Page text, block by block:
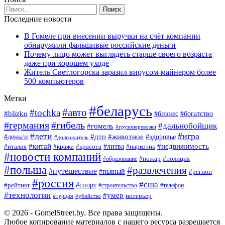
Последние новости
В Гомеле при внесении выручки на счёт компании
обнаружили фальшивые российские деньги
Почему лицо может выглядеть старше своего возраста
даже при хорошем уходе
Житель Светлогорска заразил вирусом-майнером более
500 компьютеров
Метки
#blizko #tochka#авто #беларусь #бизнес #богатство
#германия#гибель #гомель #грузоперевозки #дальнобойщик
#деньги #дети #долгожитель #дтп #животное #здоровье #игра
#италия #китай #кража #красота #литва #наркотик #недвижимость
#новости компаний #образование #пожар #полиция
#польша #путешествие #пьяный #развлечения #регион
#рейтинг #россия #спорт #строительство #сша #телефон
#технологии #турция #убийство #умер интерьер
© 2026 - GomelStreet.by. Все права защищены.
Любое копирование материалов с нашего ресурса разрешается